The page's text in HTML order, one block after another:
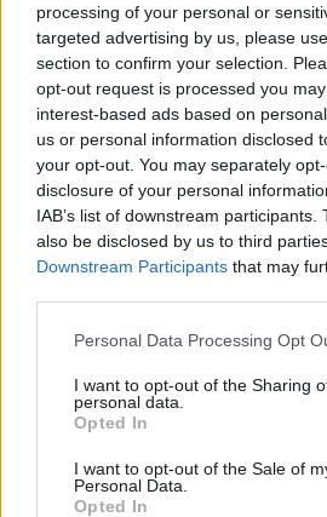
processing of your personal or
targeted advertising by us, please
section to confirm your selection.
opt-out request is processed you
interest-based ads based on
us or personal information disclosed
your opt-out. You may separately
disclosure of your personal
IAB’s list of downstream
also be disclosed by us to third
Downstream Participants that may
Personal Data Processing Opt
I want to opt-out of the Sharing
personal data.
Opted In
I want to opt-out of the Sale of
Personal Data.
Opted In
Growth Awards 2020:
Eurobank και Grant
Thornton επιβραβεύουν
την επιχειρηματική
αριστεία
17/02/2020 - 19:41
τον
18/